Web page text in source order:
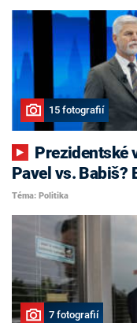
15 fotografií
Pavel vs. Babiš?
Téma: Politika
7 fotografií